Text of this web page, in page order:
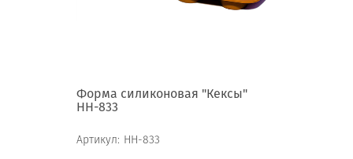
Форма силиконовая "Кексы"
НН-833
Артикул: НН-833